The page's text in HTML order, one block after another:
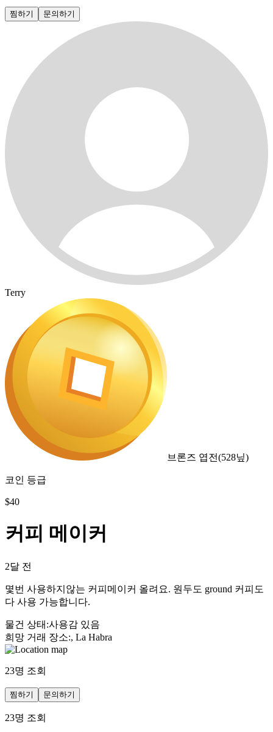
찜하기 문의하기
Terry
브론즈 엽전(528닢)
코인 등급
$40
커피 메이커
2달 전
몇번 사용하지않는 커피메이커 올려요. 원두도 ground 커피도
다 사용 가능합니다.
물건 상태 :사용감 있음
희망 거래 장소:, La Habra
23명 조회
찜하기 문의하기
23명 조회